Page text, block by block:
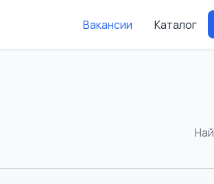
Вакансии Каталог